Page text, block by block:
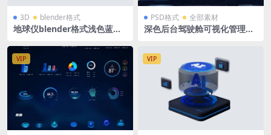
3D blender格式
地球仪blender格式浅色蓝白
PSD格式 全部素材
深色后台驾驶舱可视化管理平
VIP VIP